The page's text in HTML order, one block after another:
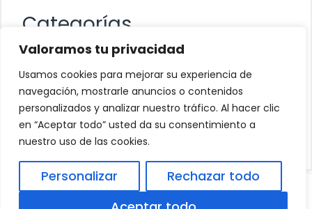
Valoramos tu privacidad
Usamos cookies para mejorar su experiencia de
navegación, mostrarle anuncios o contenidos
personalizados y analizar nuestro tráfico. Al hacer clic
en “Aceptar todo” usted da su consentimiento a
nuestro uso de las cookies.
Personalizar
Rechazar todo
Categorías
Cultura
Educación
Eventos
Trabajo
Política de Privacidad Aviso Legal|